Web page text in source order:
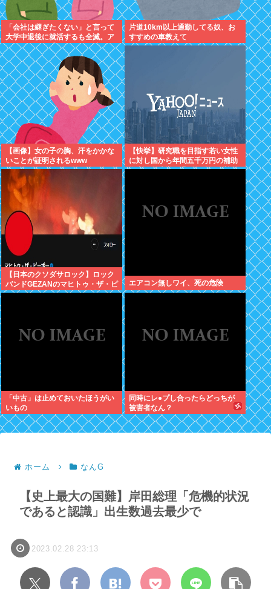
「会社は継ぎたくない」と言って
大学中退後に就活するも全滅。ア
ルバイトすら受からない元彼
片道10km以上通勤してる奴、お
すすめの車教えて
【画像】女の子の胸、汗をかかな
いことが証明されるwww
【快挙】研究職を目指す若い女性
に対し国から年間五千万円の補助
金支給を決定！世界一位の男尊女
【日本のクソダサロック】ロック
バンドGEZANのマヒトゥ・ザ・ピ
ーポーさん 高市総理を批判し公
エアコン無しワイ、死の危険
「中古」は止めておいたほうがい
いもの
同時にレ●プし合ったらどっちが
被害者なん？
ホーム なんG
【史上最大の国難】岸田総理「危機的状況
であると認識」出生数過去最少で
2023.02.28 23:13